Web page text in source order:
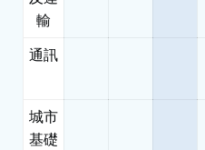
輸
通訊
城市
基礎